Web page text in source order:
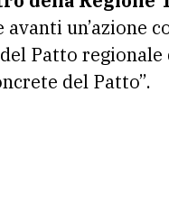
un’azione
Patto
del Patto”.